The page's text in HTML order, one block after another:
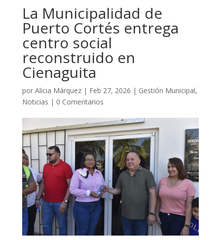
La Municipalidad de
Puerto Cortés entrega
centro social
reconstruido en
Cienaguita
por Alicia Márquez| Feb 27, 2026 | Gestión Municipal,
Noticias | 0 Comentarios